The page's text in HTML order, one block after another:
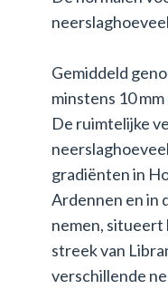
Gemiddeld
minstens 10
De ruimtelijke
gradiënten in
Ardennen en in
nemen, situeert
streek van
verschillende